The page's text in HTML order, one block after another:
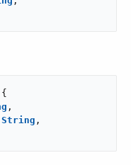
{
,
String ,